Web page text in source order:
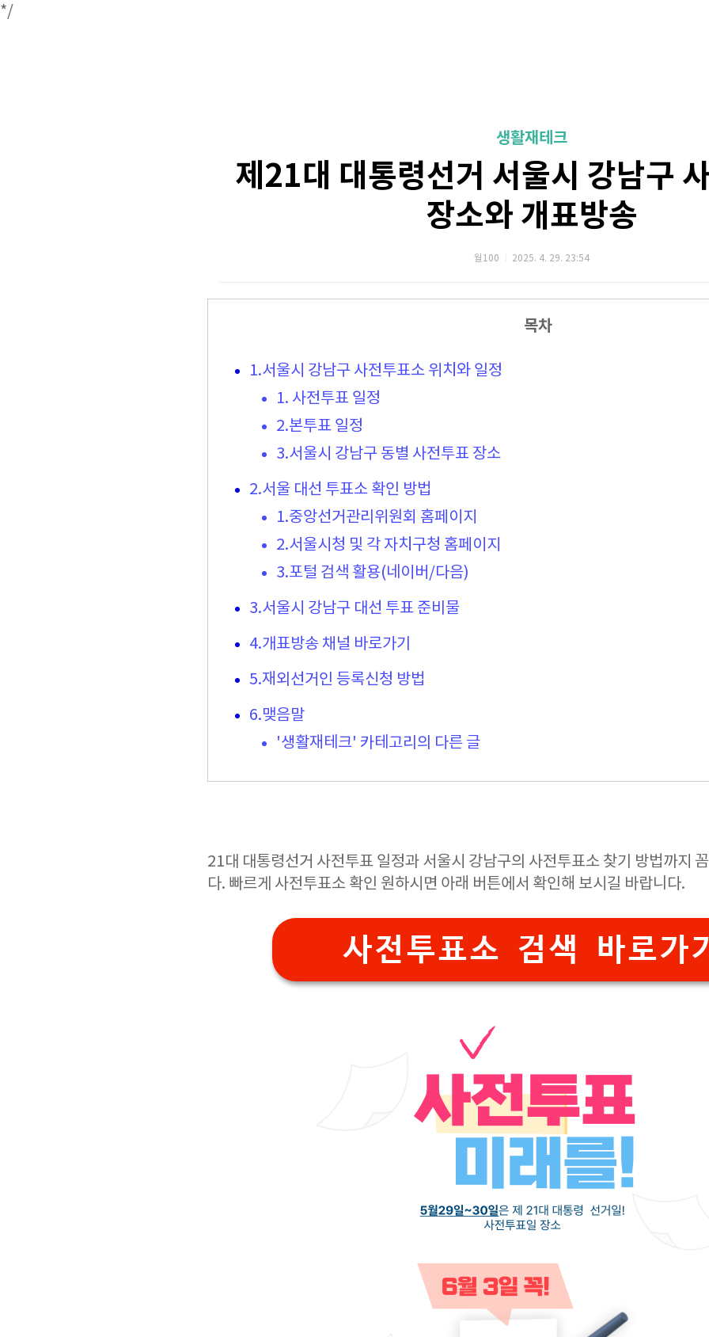
*/
생활재테크
제21대 대통령선거 서울시 강남구
장소와 개표방송
월100 2025. 4. 29. 23:54
목차
1.서울시 강남구 사전투표소 위치와 일정
1. 사전투표 일정
2.본투표 일정
3.서울시 강남구 동별 사전투표 장소
2.서울 대선 투표소 확인 방법
1.중앙선거관리위원회 홈페이지
2.서울시청 및 각 자치구청 홈페이지
3.포털 검색 활용(네이버/다음)
3.서울시 강남구 대선 투표 준비물
4.개표방송 채널 바로가기
5.재외선거인 등록신청 방법
6.맺음말
'생활재테크' 카테고리의 다른 글
21대 대통령선거 사전투표 일정과 서울시 강남구의 사전투표소 찾기 방법까지
다. 빠르게 사전투표소 확인 원하시면 아래 버튼에서 확인해 보시길 바랍니다.
사전투표소 검색 바로가